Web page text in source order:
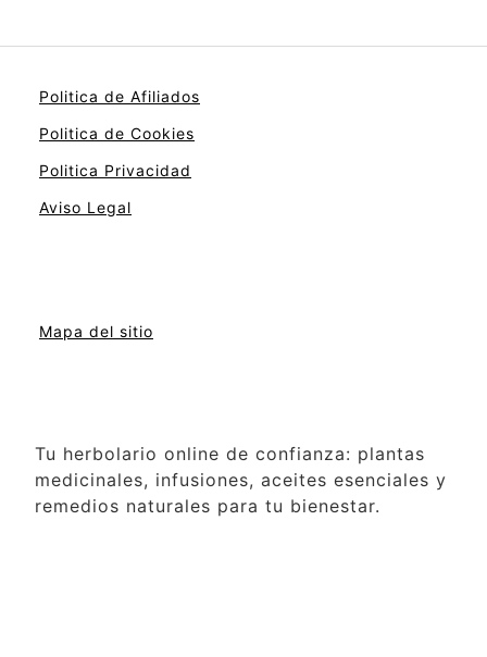
Politica de Afiliados
Politica de Cookies
Politica Privacidad
Aviso Legal
Mapa del sitio
Tu herbolario online de confianza: plantas
medicinales, infusiones, aceites esenciales y
remedios naturales para tu bienestar.